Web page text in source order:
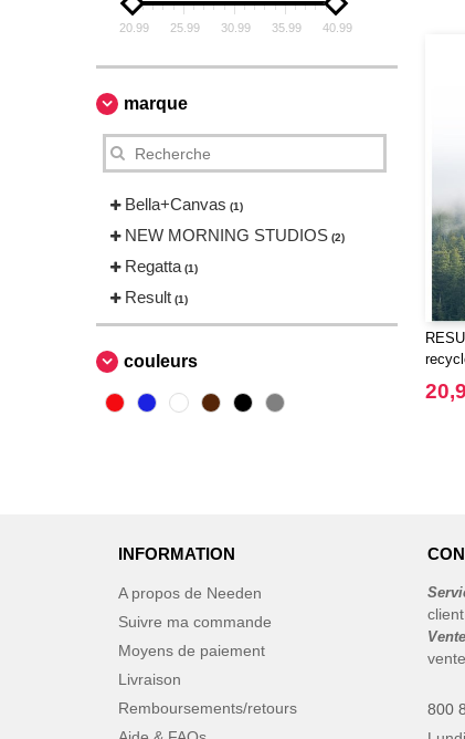
20.99 25.99 30.99 35.99 40.99
marque
Bella+Canvas (1)
NEW MORNING STUDIOS (2)
Regatta (1)
Result (1)
couleurs
INFORMATION
A propos de Needen
Suivre ma commande
Moyens de paiement
Livraison
Remboursements/retours
800